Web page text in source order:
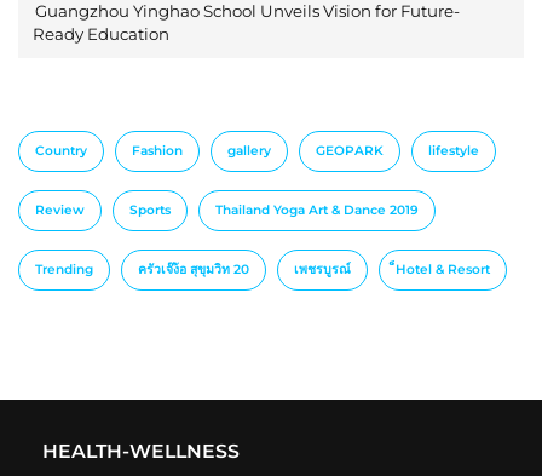
Guangzhou Yinghao School Unveils Vision for Future-
Ready Education
Country Fashion gallery GEOPARK lifestyle
Review Sports Thailand Yoga Art & Dance 2019
Trending ครัวเจ๊ง้อ สุขุมวิท 20 เพชรบูรณ์ ็Hotel & Resort
HEALTH-WELLNESS